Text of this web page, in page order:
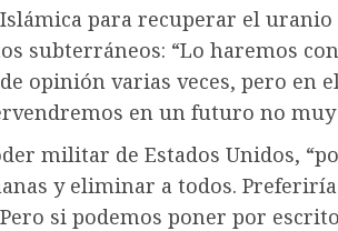
para recuperar el
subterráneos: “Lo haremos
opinión varias veces, pero en
en un futuro no muy
militar de Estados Unidos,
y eliminar a todos.
si podemos poner por